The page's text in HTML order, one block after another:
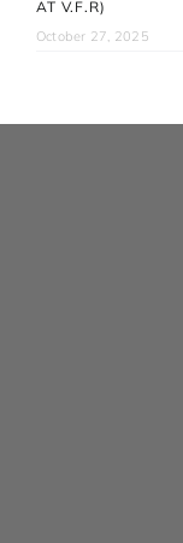
AT V.F.R)
October 27, 2025